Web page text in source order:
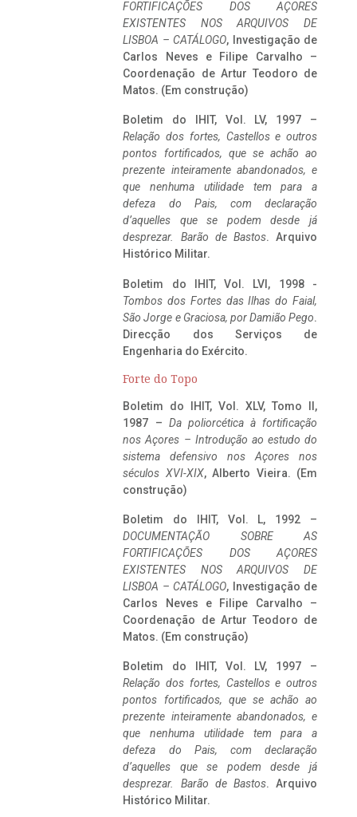
FORTIFICAÇÕES DOS AÇORES
EXISTENTES NOS ARQUIVOS DE
LISBOA – CATÁLOGO, Investigação de
Carlos Neves e Filipe Carvalho –
Coordenação de Artur Teodoro de
Matos. (Em construção)
Boletim do IHIT, Vol. LV, 1997 –
Relação dos fortes, Castellos e outros
pontos fortificados, que se achão ao
prezente inteiramente abandonados, e
que nenhuma utilidade tem para a
defeza do Pais, com declaração
d’aquelles que se podem desde já
desprezar. Barão de Bastos. Arquivo
Histórico Militar.
Boletim do IHIT, Vol. LVI, 1998 -
Tombos dos Fortes das Ilhas do Faial,
São Jorge e Graciosa, por Damião Pego.
Direcção dos Serviços de
Engenharia do Exército.
Forte do Topo
Boletim do IHIT, Vol. XLV, Tomo II,
1987 – Da poliorcética à fortificação
nos Açores – Introdução ao estudo do
sistema defensivo nos Açores nos
séculos XVI-XIX, Alberto Vieira. (Em
construção)
Boletim do IHIT, Vol. L, 1992 –
DOCUMENTAÇÃO SOBRE AS
FORTIFICAÇÕES DOS AÇORES
EXISTENTES NOS ARQUIVOS DE
LISBOA – CATÁLOGO, Investigação de
Carlos Neves e Filipe Carvalho –
Coordenação de Artur Teodoro de
Matos. (Em construção)
Boletim do IHIT, Vol. LV, 1997 –
Relação dos fortes, Castellos e outros
pontos fortificados, que se achão ao
prezente inteiramente abandonados, e
que nenhuma utilidade tem para a
defeza do Pais, com declaração
d’aquelles que se podem desde já
desprezar. Barão de Bastos. Arquivo
Histórico Militar.